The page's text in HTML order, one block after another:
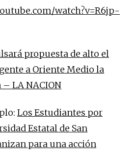
watch?v=R6jp-
propuesta de alto el
a Oriente Medio la
LA NACION
Los Estudiantes por
Estatal de San
para una acción